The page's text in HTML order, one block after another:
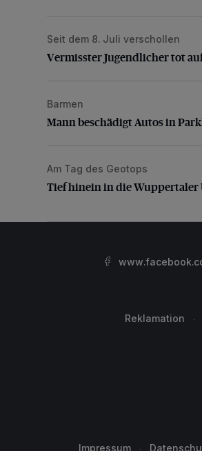
Vermisster Jugendlicher tot
Seit dem 8. Juli verschollen
Vermisster Jugendlicher tot
Mann beschädigt Autos in
Barmen
Mann beschädigt Autos in
Tief hinein in die Wuppertaler
Am Tag des Geotops
Tief hinein in die
Reklamation
Impressum